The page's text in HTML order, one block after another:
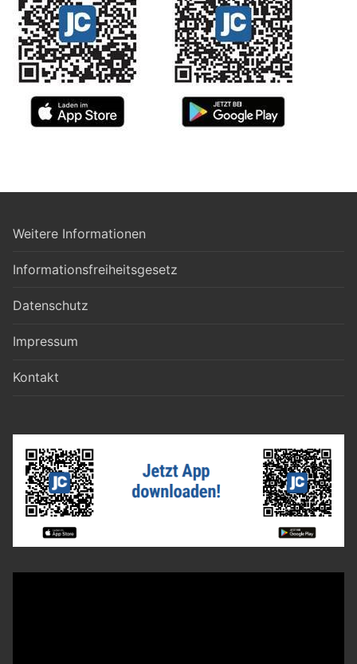
Weitere Informationen
Informationsfreiheitsgesetz
Datenschutz
Impressum
Kontakt